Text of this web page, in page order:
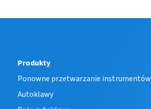
Produkty
Ponowne przetwarzanie instrumentów
Autoklawy